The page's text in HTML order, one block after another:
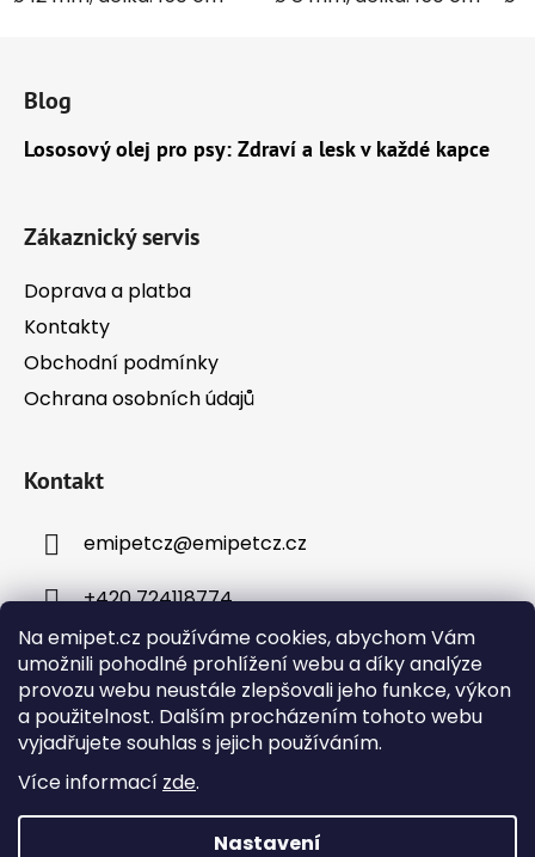
Na emipet.cz používáme cookies, abychom Vám
umožnili pohodlné prohlížení webu a díky analýze
provozu webu neustále zlepšovali jeho funkce, výkon
a použitelnost. Dalším procházením tohoto webu
vyjadřujete souhlas s jejich používáním.
Více informací zde.
Nastavení
Blog
Lososový olej pro psy: Zdraví a lesk v každé kapce
Zákaznický servis
Doprava a platba
Kontakty
Obchodní podmínky
Ochrana osobních údajů
Kontakt
emipetcz@emipetcz.cz
+420 724118774
Instagram